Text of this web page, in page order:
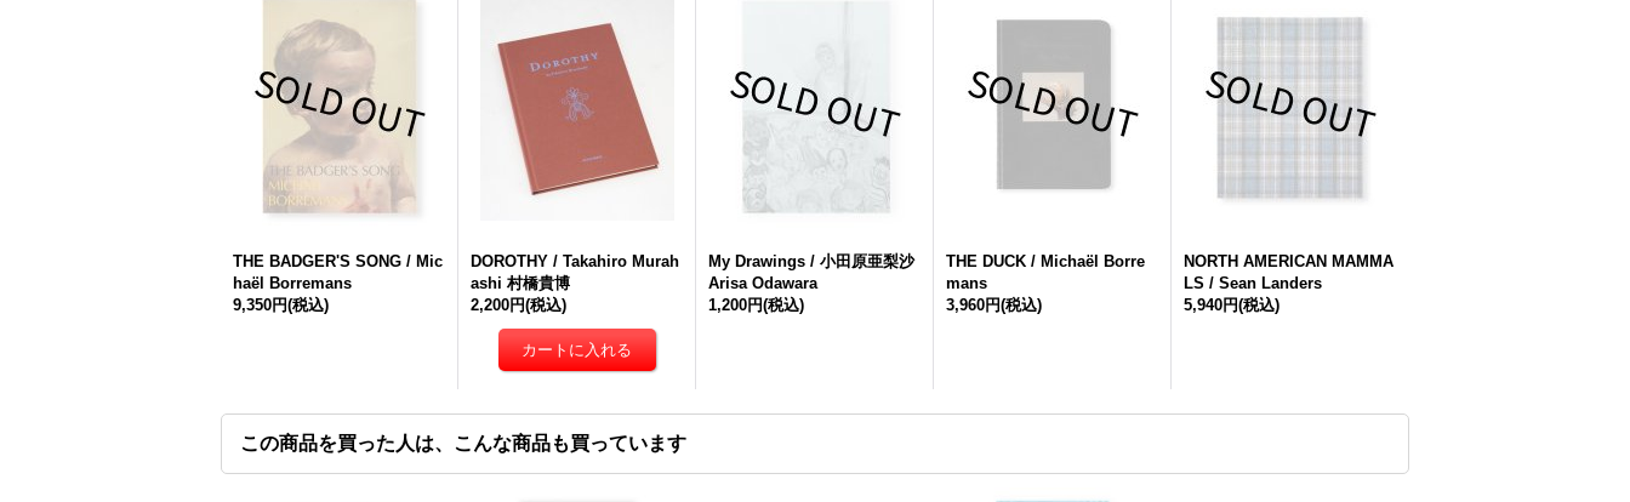
THE BADGER'S SONG / Mic
haël Borremans
9,350円(税込)
DOROTHY / Takahiro Murah
ashi 村橋貴博
2,200円(税込)
My Drawings / 小田原亜梨沙
Arisa Odawara
1,200円(税込)
THE DUCK / Michaël Borre
mans
3,960円(税込)
NORTH AMERICAN MAMMA
LS / Sean Landers
5,940円(税込)
この商品を買った人は、こんな商品も買っています